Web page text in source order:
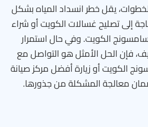
يقل خطر انسداد المياه بشكل
إلى تصليح غسالات الكويت أو شراء
الكويت. وفي حال استمرار
فإن الحل الأمثل هو التواصل مع
الكويت أو زيارة أفضل مركز صيانة
معالجة المشكلة من جذورها.